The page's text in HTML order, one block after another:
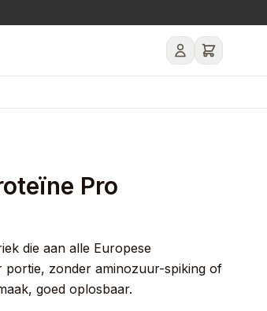
Pro
die aan alle Europese
portie, zonder aminozuur-spiking of
goed oplosbaar.